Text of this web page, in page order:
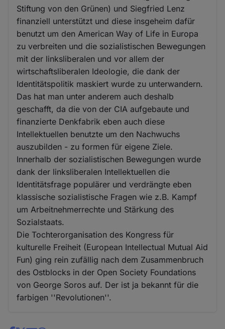
Stiftung von den Grünen) und Siegfried Lenz
finanziell unterstützt und diese insgeheim dafür
benutzt um den American Way of Life in Europa
zu verbreiten und die sozialistischen Bewegungen
mit der linksliberalen und vor allem der
wirtschaftsliberalen Ideologie, die dank der
Identitätspolitik maskiert wurde zu unterwandern.
Das hat man unter anderem auch deshalb
geschafft, da die von der CIA aufgebaute und
finanzierte Denkfabrik eben auch diese
Intellektuellen benutzte um den Nachwuchs
auszubilden - zu formen für eigene Ziele.
Innerhalb der sozialistischen Bewegungen wurde
dank der linksliberalen Intellektuellen die
Identitätsfrage populärer und verdrängte eben
klassische sozialistische Fragen wie z.B. Kampf
um Arbeitnehmerrechte und Stärkung des
Sozialstaats.
Die Tochterorganisation des Kongress für
kulturelle Freiheit (European Intellectual Mutual Aid
Fun) ging rein zufällig nach dem Zusammenbruch
des Ostblocks in der Open Society Foundations
von George Soros auf. Der ist ja bekannt für die
farbigen ''Revolutionen''.